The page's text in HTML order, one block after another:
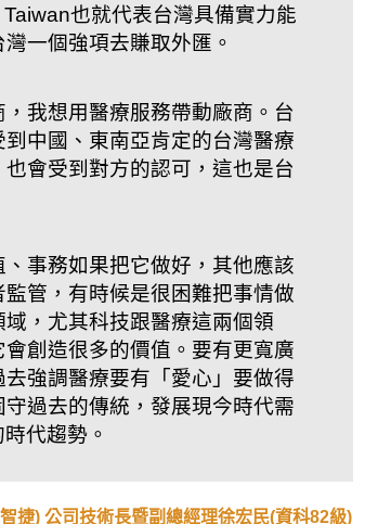
也就代表台灣具備實力能
一個強項去賺取外匯。
我想用醫療服務帶動廠商。台
中國、東南亞肯定的台灣醫療
會受到對方的認可，這也是台
事務如果把它做好，其他應該
管，有時候是很困難把事情做
，尤其科技跟醫療這兩個領
創造很多的價值。要有更寬廣
強調醫療要有「愛心」要做得
過去的傳統，發展現今時代需
代趨勢。
捷) 公司技術長暨副總經理徐宏民(資科82級)